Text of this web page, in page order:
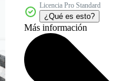
Licencia Pro Standard
¿Qué es esto?
Más información